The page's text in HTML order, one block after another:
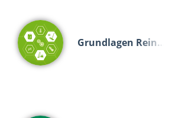
Grundlagen Rein…